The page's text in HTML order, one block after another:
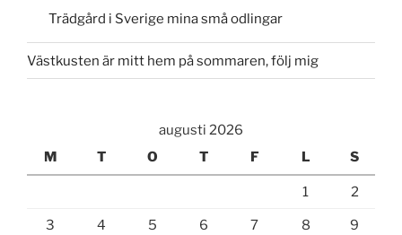
Trädgård i Sverige mina små odlingar
Västkusten är mitt hem på sommaren, följ mig
augusti 2026
M
T O T F L S
1 2
3 4 5 6 7 8 9